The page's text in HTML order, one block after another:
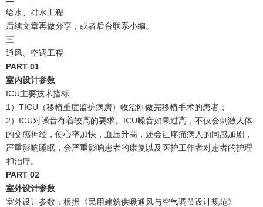
给水、排水工程
后续文章再做分享，或者后台联系小编。
三
通风、空调工程
PART 01
室内设计参数
ICU主要技术指标
1）TICU（移植重症监护病房）收治刚做完移植手术的患者；
2）ICU对噪音有着较高的要求。ICU噪音如果过高，不仅会刺激人体
的交感神经，使心率加快，血压升高，还会让疼痛病人的同感加剧，
严重影响睡眠，会严重影响患者的康复以及医护工作者对患者的护理
和治疗。
PART 02
室外设计参数
室外设计参数：根据《民用建筑供暖通风与空气调节设计规范》